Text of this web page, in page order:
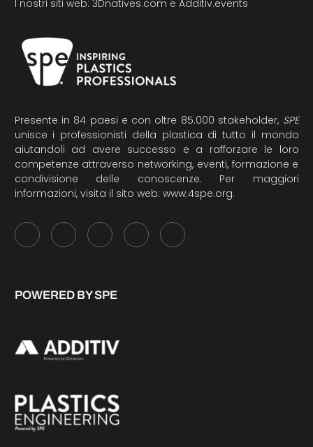
I nostri siti web: 3Dnatives.com e Additiv.events
Presente in 84 paesi e con oltre 85.000 stakeholder, SPE
unisce i professionisti della plastica di tutto il mondo
aiutandoli ad avere successo e a rafforzare le loro
competenze attraverso networking, eventi, formazione e
condivisione delle conoscenze. Per maggiori
informazioni, visita il sito web: www.4spe.org.
POWERED BY SPE